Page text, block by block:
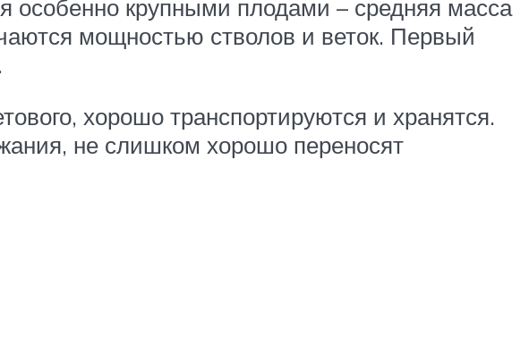
особенно крупными плодами – средняя масса
мощностью стволов и веток. Первый
хорошо транспортируются и хранятся.
не слишком хорошо переносят